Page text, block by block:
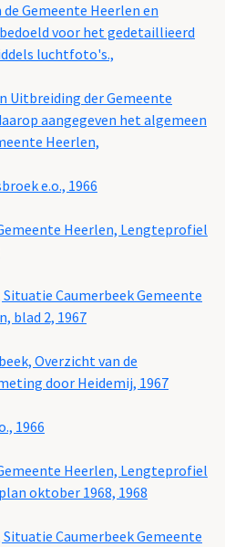
Gemeente Heerlen en
voor het gedetaillieerd
luchtfoto's.,
Uitbreiding der Gemeente
aangegeven het algemeen
Heerlen,
e.o., 1966
Heerlen, Lengteprofiel
Caumerbeek Gemeente
blad 2, 1967
Overzicht van de
door Heidemij, 1967
1966
Heerlen, Lengteprofiel
oktober 1968, 1968
Caumerbeek Gemeente